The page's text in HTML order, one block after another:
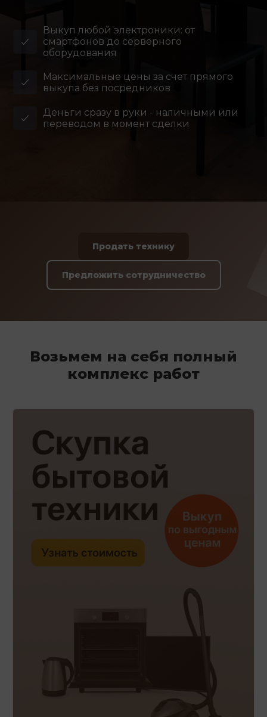
Выкуп любой электроники: от
смартфонов до серверного
оборудования
Максимальные цены за счет прямого
выкупа без посредников
Деньги сразу в руки - наличными или
переводом в момент сделки
Продать технику
Предложить сотрудничество
Возьмем на себя полный
комплекс работ